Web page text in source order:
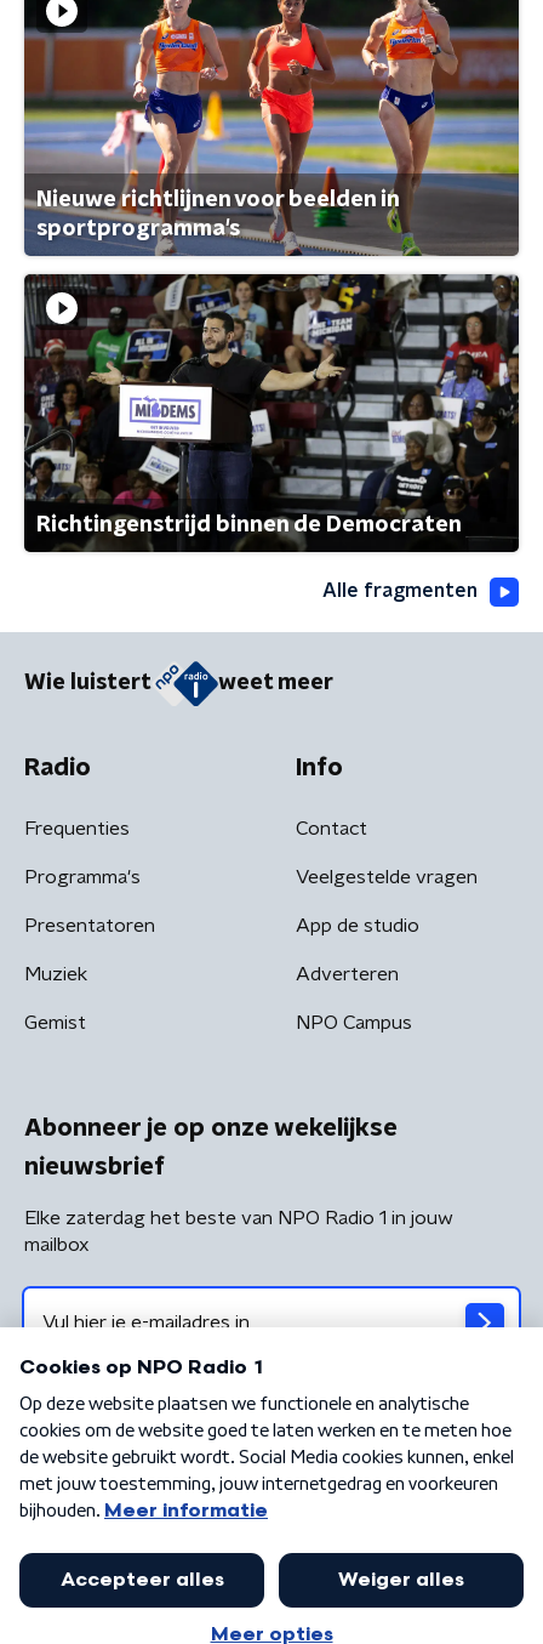
Nieuwe richtlijnen voor beelden in
sportprogramma's
Richtingenstrijd binnen de Democraten
Alle fragmenten
Wie luistert weet meer
Radio
Frequenties
Programma's
Presentatoren
Muziek
Gemist
Info
Contact
Veelgestelde vragen
App de studio
Adverteren
NPO Campus
Abonneer je op onze wekelijkse
nieuwsbrief
Elke zaterdag het beste van NPO Radio 1 in jouw
mailbox
Algemene voorwaarden